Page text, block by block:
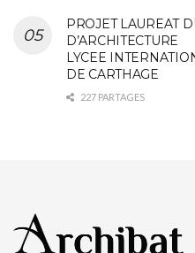
PROJET LAUREAT
D’ARCHITECTURE
LYCEE
DE CARTHAGE
227 PARTAGES